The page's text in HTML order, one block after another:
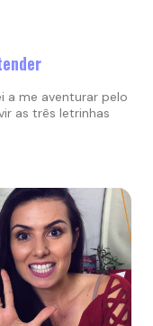
a me aventurar pelo
as três letrinhas